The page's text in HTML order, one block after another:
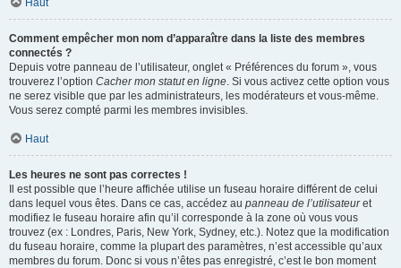
Haut
Comment empêcher mon nom d’apparaître dans la liste des membres
connectés ?
Depuis votre panneau de l’utilisateur, onglet « Préférences du forum », vous
trouverez l’option Cacher mon statut en ligne. Si vous activez cette option vous
ne serez visible que par les administrateurs, les modérateurs et vous-même.
Vous serez compté parmi les membres invisibles.
Haut
Les heures ne sont pas correctes !
Il est possible que l’heure affichée utilise un fuseau horaire différent de celui
dans lequel vous êtes. Dans ce cas, accédez au panneau de l’utilisateuret
modifiez le fuseau horaire afin qu’il corresponde à la zone où vous vous
trouvez (ex : Londres, Paris, New York, Sydney, etc.). Notez que la modification
du fuseau horaire, comme la plupart des paramètres, n’est accessible qu’aux
membres du forum. Donc si vous n’êtes pas enregistré, c’est le bon moment